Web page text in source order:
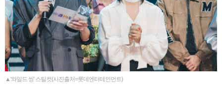
▲'와일드 씽' 스틸컷(사진출처=롯데엔터테인먼트)